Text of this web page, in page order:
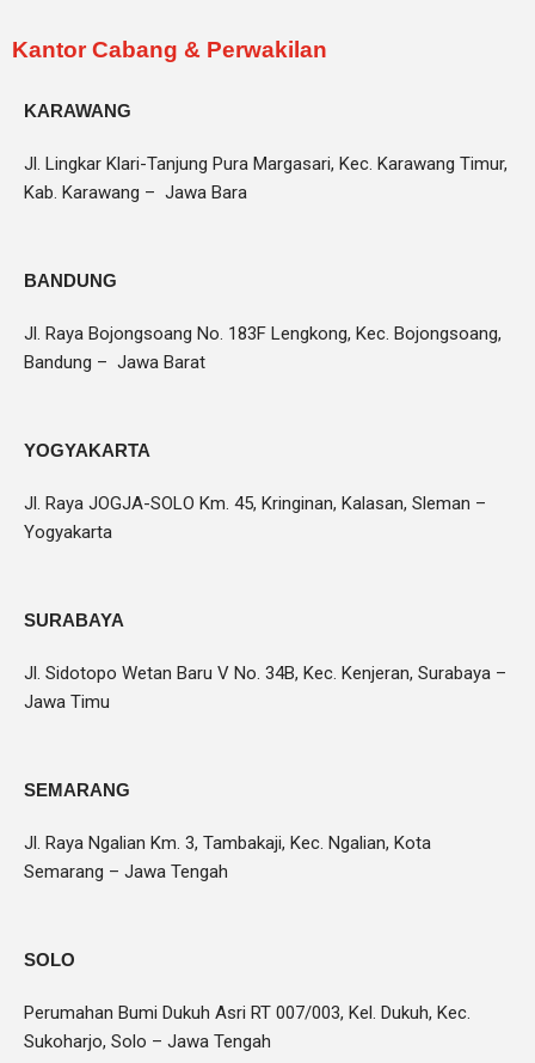
Kantor Cabang & Perwakilan
KARAWANG
Jl. Lingkar Klari-Tanjung Pura Margasari, Kec. Karawang Timur,
Kab. Karawang – Jawa Bara
BANDUNG
Jl. Raya Bojongsoang No. 183F Lengkong, Kec. Bojongsoang,
Bandung – Jawa Barat
YOGYAKARTA
Jl. Raya JOGJA-SOLO Km. 45, Kringinan, Kalasan, Sleman –
Yogyakarta
SURABAYA
Jl. Sidotopo Wetan Baru V No. 34B, Kec. Kenjeran, Surabaya –
Jawa Timu
SEMARANG
Jl. Raya Ngalian Km. 3, Tambakaji, Kec. Ngalian, Kota
Semarang – Jawa Tengah
SOLO
Perumahan Bumi Dukuh Asri RT 007/003, Kel. Dukuh, Kec.
Sukoharjo, Solo – Jawa Tengah